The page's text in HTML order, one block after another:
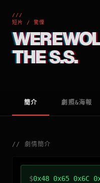
///
短片 / 驚慄
THE S.S.
簡介 劇照&海報
// 劇情簡介
$0x48 0x65 0x6C